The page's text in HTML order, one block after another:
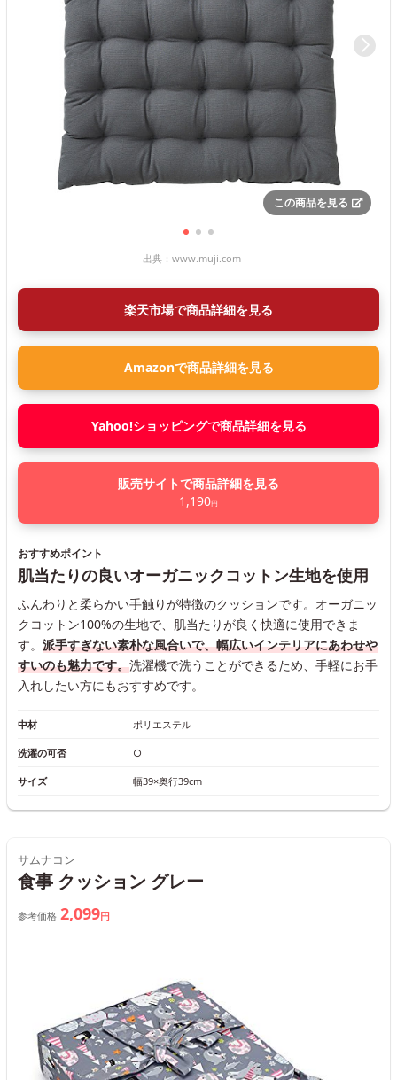
この商品を見る
出典： www.muji.com
楽天市場で商品詳細を見る
Amazonで商品詳細を見る
Yahoo!ショッピングで商品詳細を見る
販売サイトで商品詳細を見る
1,190円
おすすめポイント
肌当たりの良いオーガニックコットン生地を使用
ふんわりと柔らかい手触りが特徴のクッションです。オーガニッ
クコットン100%の生地で、肌当たりが良く快適に使用できま
す。 派手すぎない素朴な風合いで、幅広いインテリアにあわせや
すいのも魅力です。洗濯機で洗うことができるため、手軽にお手
入れしたい方にもおすすめです。
中材 ポリエステル
洗濯の可否 ○
サイズ 幅39×奥行39cm
サムナコン
食事 クッション グレー
参考価格 2,099円